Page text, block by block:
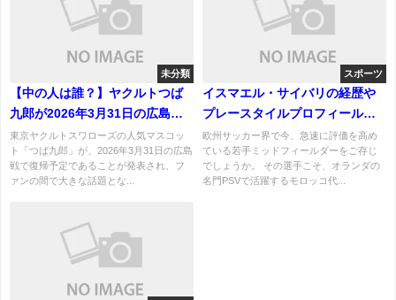
未分類
【中の人は誰？】ヤクルトつば
九郎が2026年3月31日の広島戦
に復帰の予定と発表！
東京ヤクルトスワローズの人気マスコッ
ト「つば九郎」が、2026年3月31日の広島
戦で復帰予定であることが発表され、フ
ァンの間で大きな話題とな...
スポーツ
イスマエル・サイバリの経歴や
プレースタイルプロフィール｜
バイエルン移籍の可能性も徹底
解説
欧州サッカー界で今、急速に評価を高め
ている若手ミッドフィールダーをご存じ
でしょうか。 その選手こそ、オランダの
名門PSVで活躍するモロッコ代...